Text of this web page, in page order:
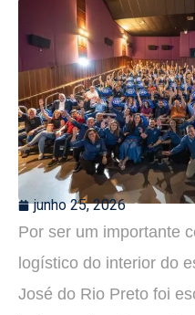
junho 25, 2026
Por ser um importante
logístico do interior do
José do Rio Preto foi